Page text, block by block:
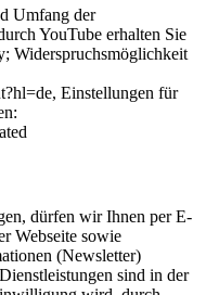
Umfang der
YouTube erhalten Sie
Widerspruchsmöglichkeit
Einstellungen für
dürfen wir Ihnen per E-
Webseite sowie
(Newsletter)
sind in der